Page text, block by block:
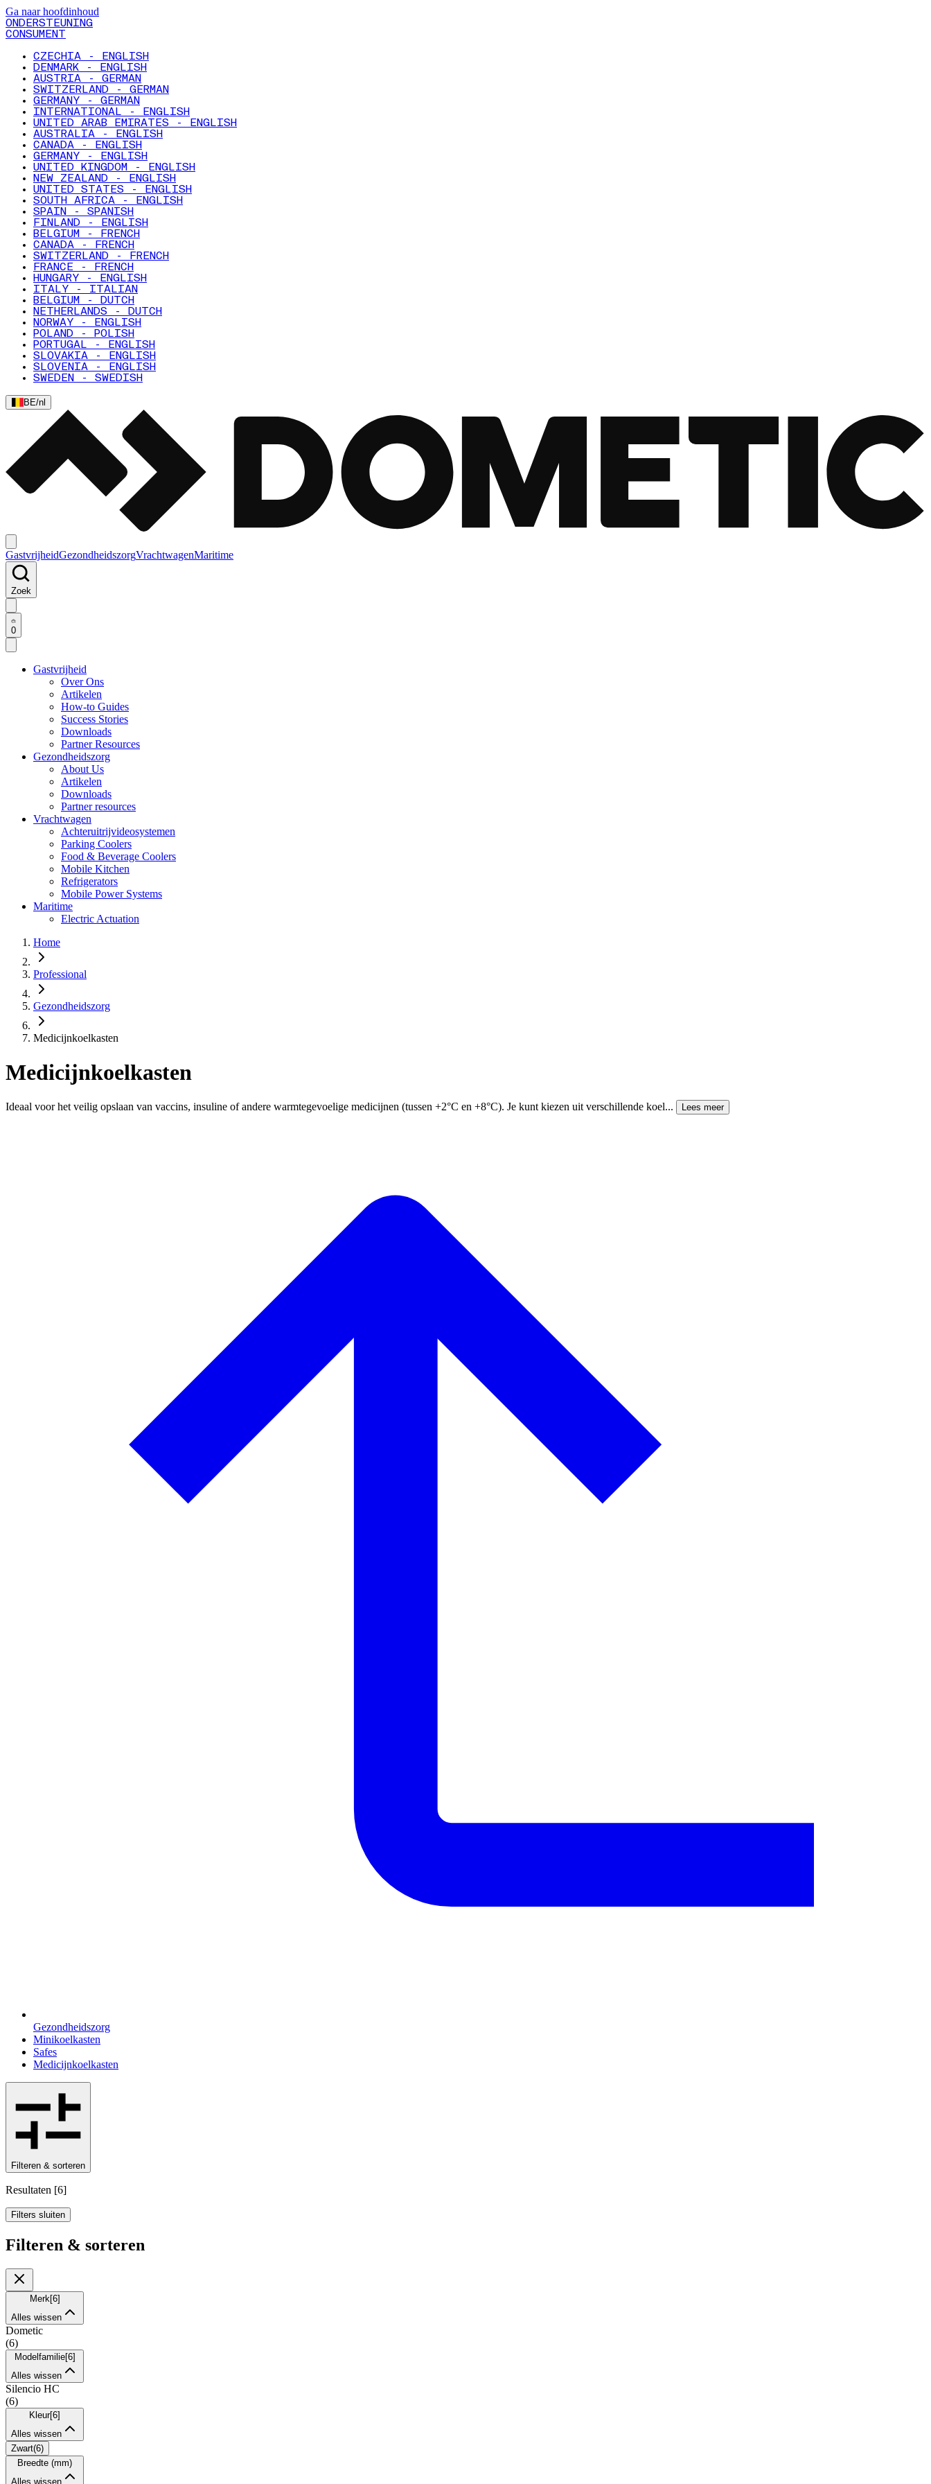
Ga naar hoofdinhoud
ONDERSTEUNING
CONSUMENT
CZECHIA - ENGLISH
DENMARK - ENGLISH
AUSTRIA - GERMAN
SWITZERLAND - GERMAN
GERMANY - GERMAN
INTERNATIONAL - ENGLISH
UNITED ARAB EMIRATES - ENGLISH
AUSTRALIA - ENGLISH
CANADA - ENGLISH
GERMANY - ENGLISH
UNITED KINGDOM - ENGLISH
NEW ZEALAND - ENGLISH
UNITED STATES - ENGLISH
SOUTH AFRICA - ENGLISH
SPAIN - SPANISH
FINLAND - ENGLISH
BELGIUM - FRENCH
CANADA - FRENCH
SWITZERLAND - FRENCH
FRANCE - FRENCH
HUNGARY - ENGLISH
ITALY - ITALIAN
BELGIUM - DUTCH
NETHERLANDS - DUTCH
NORWAY - ENGLISH
POLAND - POLISH
PORTUGAL - ENGLISH
SLOVAKIA - ENGLISH
SLOVENIA - ENGLISH
SWEDEN - SWEDISH
BE/nl
GastvrijheidGezondheidszorgVrachtwagenMaritime
Zoek
0
Gastvrijheid
Over Ons
Artikelen
How-to Guides
Success Stories
Downloads
Partner Resources
Gezondheidszorg
About Us
Artikelen
Downloads
Partner resources
Vrachtwagen
Achteruitrijvideosystemen
Parking Coolers
Food & Beverage Coolers
Mobile Kitchen
Refrigerators
Mobile Power Systems
Maritime
Electric Actuation
Home
Professional
Gezondheidszorg
Medicijnkoelkasten
Medicijnkoelkasten
Ideaal voor het veilig opslaan van vaccins, insuline of andere warmtegevoelige medicijnen (tussen +2°C en +8°C). Je kunt kiezen uit verschillende koel... Lees meer
Gezondheidszorg
Minikoelkasten
Safes
Medicijnkoelkasten
Filteren & sorteren
Resultaten [6]
Filters sluiten
Filteren & sorteren
Merk [6]
Alles wissen
Dometic
(6)
Modelfamilie[6]
Alles wissen
Silencio HC
(6)
Kleur[6]
Alles wissen
Zwart(6)
Breedte (mm)
Alles wissen